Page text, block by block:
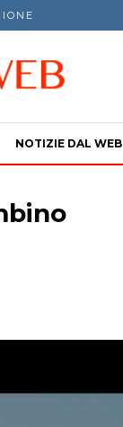
NOTIZIE DAL WEB